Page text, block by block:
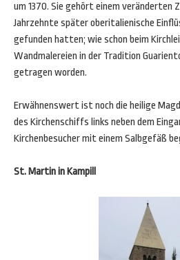
um 1370. Sie gehört einem veränderten
Jahrzehnte später oberitalienische
gefunden hatten; wie schon beim
Wandmalereien in der Tradition
getragen worden.
Erwähnenswert ist noch die heilige
des Kirchenschiffs links neben dem
Kirchenbesucher mit einem Salbgefäß
St. Martin in Kampill